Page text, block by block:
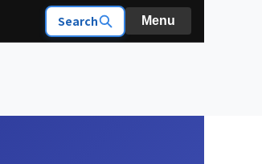
Search Menu